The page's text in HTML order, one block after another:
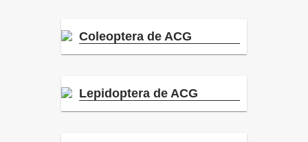
Coleoptera de ACG
Lepidoptera de ACG